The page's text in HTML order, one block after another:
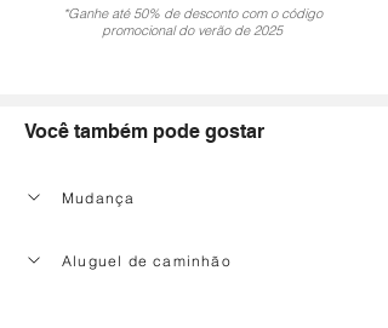
*Ganhe até 50% de desconto com o código
promocional do verão de 2025
Você também pode gostar
Mudança
Aluguel de caminhão